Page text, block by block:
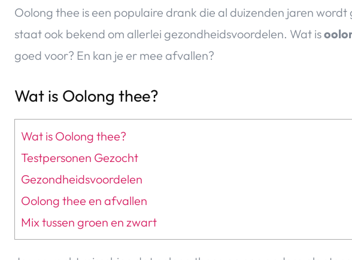
Oolong thee is een populaire drank die al duizenden jaren
staat ook bekend om allerlei gezondheidsvoordelen. Wat is
goed voor? En kan je er mee afvallen?
Wat is Oolong thee?
Wat is Oolong thee?
Testpersonen Gezocht
Gezondheidsvoordelen
Oolong thee en afvallen
Mix tussen groen en zwart